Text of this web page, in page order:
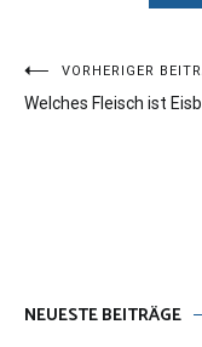
VORHERIGER
Welches Fleisch ist
NEUESTE BEITRÄGE